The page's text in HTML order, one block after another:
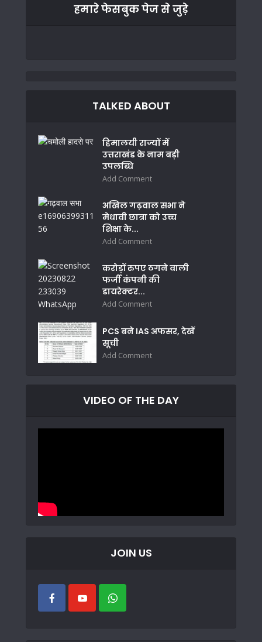
हमारे फेसबुक पेज से जुड़े
TALKED ABOUT
हिमालयी राज्यों में
उत्तराखंड के नाम बड़ी
उपलब्धि
Add Comment
अखिल गढ़वाल सभा ने
मेधावी छात्रा को उच्च
शिक्षा के...
Add Comment
करोड़ों रुपए ठगने वाली
फर्जी कंपनी की
डायरेक्टर...
Add Comment
PCS बने IAS अफसर, देखें
सूची
Add Comment
VIDEO OF THE DAY
JOIN US